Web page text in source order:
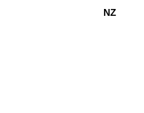
NZ